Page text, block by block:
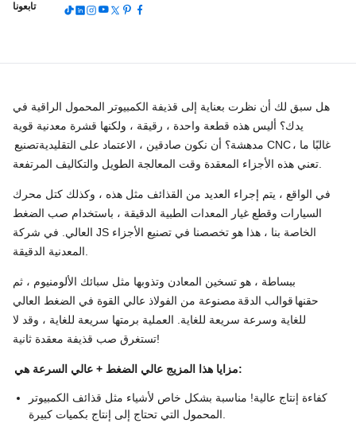
تابعونا
هل سبق لك أن نظرت بعناية إلى قذيفة الكمبيوتر المحمول الراقية في
يدك؟ أليس هذه قطعة واحدة ، رقيقة ، ولكنها قشرة معدنية قوية
مدهشة؟ أن نكون صادقين ، الاعتماد على التقليدية تصنيع CNC، غالبًا ما
في الواقع ، يتم إجراء العديد من القذائف مثل هذه ، وكذلك كتل محرك
السيارات وقطع غيار المعدات الطبية الدقيقة ، باستخدام صب الضغط
العالي. في شركة JS الخاصة بنا ، هذا هو تخصصنا في تصنيع الأجزاء
ببساطة ، هو تسخين المعادن وتذوبها مثل سبائك الألومنيوم ، ثم
حقنها قوالب الدقة مصنوعة من الفولاذ عالي القوة في الضغط العالي
للغاية وسرعة سريعة للغاية. العملية برمتها سريعة للغاية ، وقد لا
تستغرق صب قذيفة معقدة ثانية!
مزايا هذا المزيج عالي الضغط + عالي السرعة هي:
كفاءة إنتاج عالية! مناسبة بشكل خاص لأشياء مثل قذائف الكمبيوتر